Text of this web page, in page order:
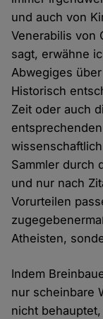
und auch von
Venerabilis von
sagt, erwähne
Abwegiges
Historisch
Zeit oder auch
Sammler durch
und nur nach
Vorurteilen
Atheisten,
Indem
nur scheinbare
nicht